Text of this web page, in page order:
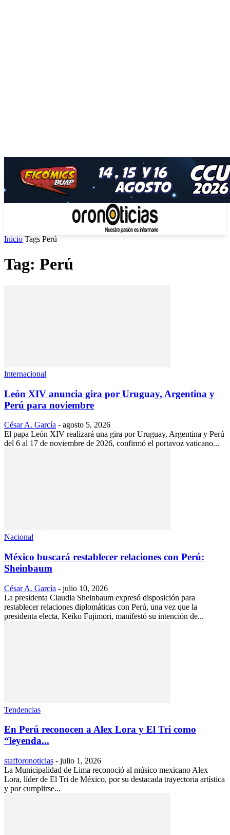
Inicio Tags Perú
Tag: Perú
Internacional
León XIV anuncia gira por Uruguay, Argentina y
Perú para noviembre
César A. García - agosto 5, 2026
El papa León XIV realizará una gira por Uruguay, Argentina y Perú
del 6 al 17 de noviembre de 2026, confirmó el portavoz vaticano...
Nacional
México buscará restablecer relaciones con Perú:
Sheinbaum
César A. García - julio 10, 2026
La presidenta Claudia Sheinbaum expresó disposición para
restablecer relaciones diplomáticas con Perú, una vez que la
presidenta electa, Keiko Fujimori, manifestó su intención de...
Tendencias
En Perú reconocen a Alex Lora y El Tri como
“leyenda...
stafforonoticias - julio 1, 2026
La Municipalidad de Lima reconoció al músico mexicano Alex
Lora, líder de El Tri de México, por su destacada trayectoria artística
y por cumplirse...